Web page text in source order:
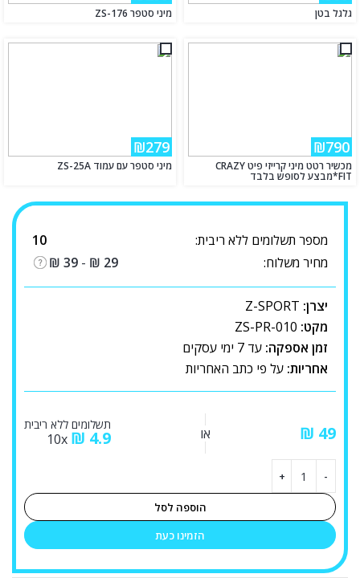
גלגל בטן מיני סטפר ZS-176
₪790
מכשיר רטט מיני קרייזי פיט CRAZY
FIT*מבצע לסופש בלבד
₪279
מיני סטפר עם עמוד ZS-25A
מספר תשלומים ללא ריבית:
10
מחיר משלוח:
₪ 29
-
₪ 39
יצרן: Z-SPORT
מקט: ZS-PR-010
זמן אספקה: עד 7 ימי עסקים
אחריות: על פי כתב האחריות
₪ או
תשלומים ללא ריבית
₪ 4.9
הוספה לסל
הזמינו כעת